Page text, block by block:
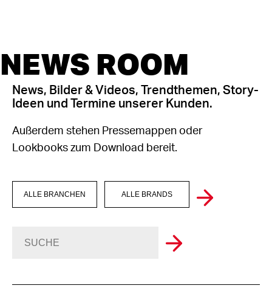
NEWS ROOM
News, Bilder & Videos, Trendthemen, Story-
Ideen und Termine unserer Kunden.
Außerdem stehen Pressemappen oder
Lookbooks zum Download bereit.
ALLE BRANCHEN ALLE BRANDS